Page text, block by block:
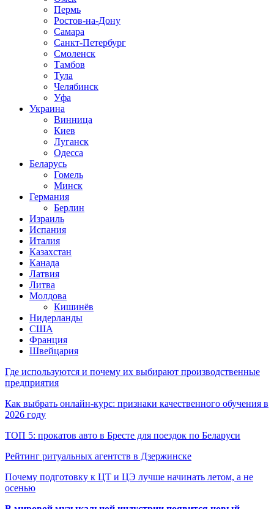
Пермь
Ростов-на-Дону
Самара
Санкт-Петербург
Смоленск
Тамбов
Тула
Челябинск
Уфа
Украина
Винница
Киев
Луганск
Одесса
Беларусь
Гомель
Минск
Германия
Берлин
Израиль
Испания
Италия
Казахстан
Канада
Латвия
Литва
Молдова
Кишинёв
Нидерланды
США
Франция
Швейцария
Где используются и почему их выбирают производственные
предприятия
Как выбрать онлайн-курс: признаки качественного обучения в
2026 году
ТОП 5: прокатов авто в Бресте для поездок по Беларуси
Рейтинг ритуальных агентств в Дзержинске
Почему подготовку к ЦТ и ЦЭ лучше начинать летом, а не
осенью